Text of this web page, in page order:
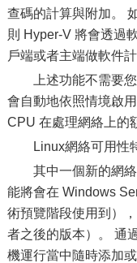
查碼的計算與附加。
則 Hyper-V 將會透過
戶端或者主端做軟件
上述功能不需要
會自動地依照情境啟
CPU 在處理網絡上的
Linux網絡可用性
其中一個新的網
能將會在 Windows
術預覽階段使用到）
者之後的版本）。 通
機運行當中隨時添加